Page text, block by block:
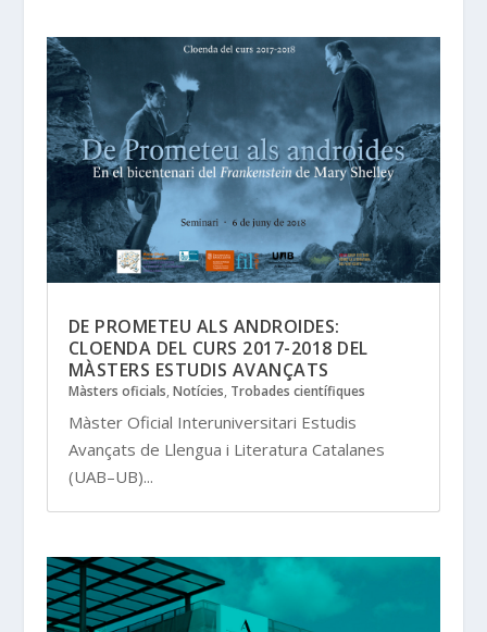
DE PROMETEU ALS ANDROIDES:
CLOENDA DEL CURS 2017-2018 DEL
MÀSTERS ESTUDIS AVANÇATS
Màsters oficials, Notícies, Trobades científiques
Màster Oficial Interuniversitari Estudis
Avançats de Llengua i Literatura Catalanes
(UAB–UB)...